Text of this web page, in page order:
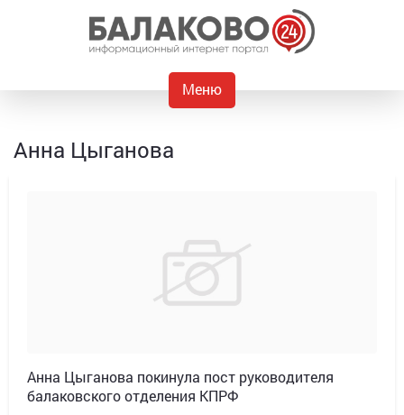
Меню
Анна Цыганова
Анна Цыганова покинула пост руководителя
балаковского отделения КПРФ